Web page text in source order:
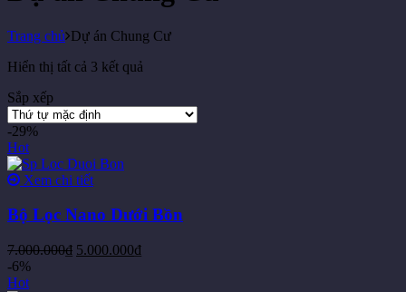
Trang chủ Dự án Chung Cư
Hiển thị tất cả 3 kết quả
Sắp xếp
-29%
Hot
Xem chi tiết
Bộ Lọc Nano Dưới Bồn
7.000.000₫ 5.000.000₫
-6%
Hot